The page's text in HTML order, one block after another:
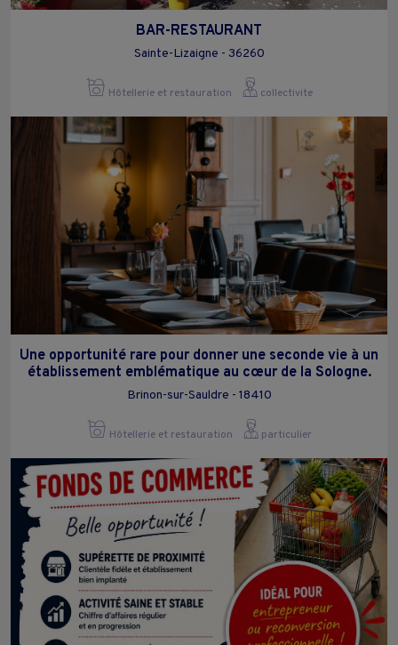
BAR-RESTAURANT
Sainte-Lizaigne - 36260
Hôtellerie et restauration collectivite
Une opportunité rare pour donner une seconde vie à un
établissement emblématique au cœur de la Sologne.
Brinon-sur-Sauldre - 18410
Hôtellerie et restauration particulier